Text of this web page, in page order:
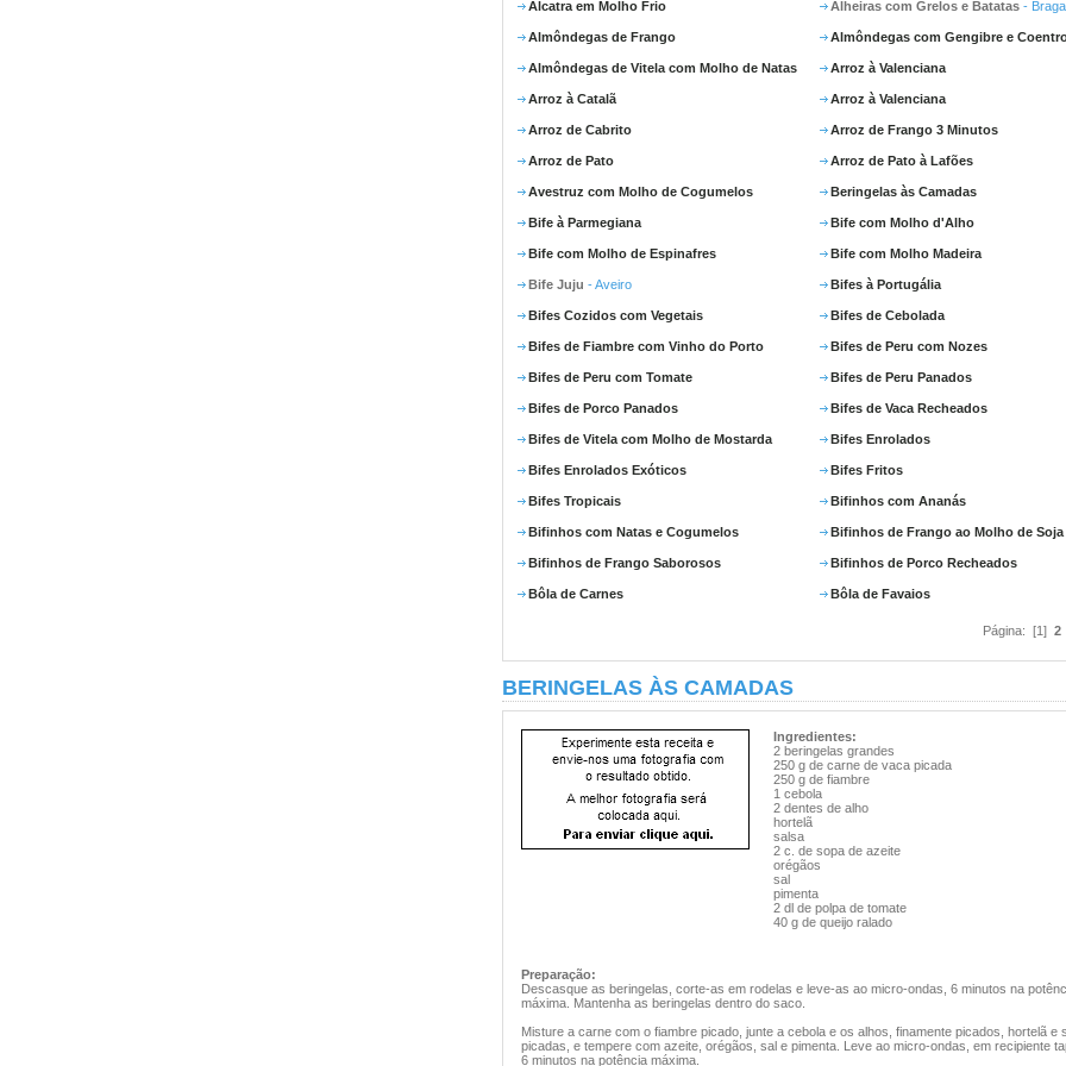
Alcatra em Molho Frio Alheiras com Grelos e Batatas -
Almôndegas de Frango Almôndegas com Gengibre e
Almôndegas de Vitela com Molho de Natas Arroz à Valenciana
Arroz à Catalã Arroz à Valenciana
Arroz de Cabrito Arroz de Frango 3 Minutos
Arroz de Pato Arroz de Pato à Lafões
Avestruz com Molho de Cogumelos Beringelas às Camadas
Bife à Parmegiana Bife com Molho d'Alho
Bife com Molho de Espinafres Bife com Molho Madeira
Bife Juju - Aveiro Bifes à Portugália
Bifes Cozidos com Vegetais Bifes de Cebolada
Bifes de Fiambre com Vinho do Porto Bifes de Peru com Nozes
Bifes de Peru com Tomate Bifes de Peru Panados
Bifes de Porco Panados Bifes de Vaca Recheados
Bifes de Vitela com Molho de Mostarda Bifes Enrolados
Bifes Enrolados Exóticos Bifes Fritos
Bifes Tropicais Bifinhos com Ananás
Bifinhos com Natas e Cogumelos Bifinhos de Frango ao Molho de Soja
Bifinhos de Frango Saborosos Bifinhos de Porco Recheados
Bôla de Carnes Bôla de Favaios
Página: [1] 2
BERINGELAS ÀS CAMADAS
Ingredientes:
2 beringelas grandes
250 g de carne de vaca picada
250 g de fiambre
1 cebola
2 dentes de alho
hortelã
salsa
2 c. de sopa de azeite
orégãos
sal
pimenta
2 dl de polpa de tomate
40 g de queijo ralado
Preparação:
Descasque as beringelas, corte-as em rodelas e leve-as ao micro-ondas, 6 minutos na
máxima. Mantenha as beringelas dentro do saco.
Misture a carne com o fiambre picado, junte a cebola e os alhos, finamente picados, hortelã e
picadas, e tempere com azeite, orégãos, sal e pimenta. Leve ao micro-ondas, em recipiente
6 minutos na potência máxima.